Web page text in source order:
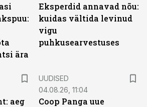
ära
Eksperdid annavad nõu:
kuidas vältida levinud
vigu
puhkusearvestuses
aeg
UUDISED
04.08.26, 11:04
Coop Panga uue